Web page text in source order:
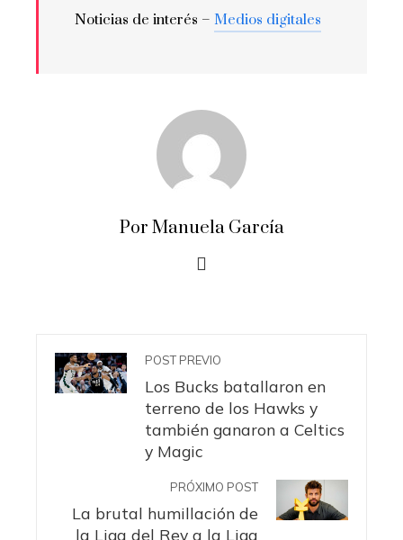
Noticias de interés – Medios digitales
Por Manuela García
POST PREVIO
Los Bucks batallaron en
terreno de los Hawks y
también ganaron a Celtics
y Magic
PRÓXIMO POST
La brutal humillación de
la Liga del Rey a la Liga